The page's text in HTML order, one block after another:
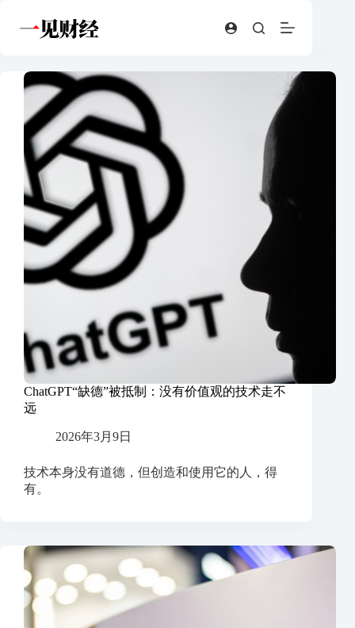
ChatGPT“缺德”被抵制：没有价值观的技术走不
远
2026年3月9日
技术本身没有道德，但创造和使用它的人，得
有。